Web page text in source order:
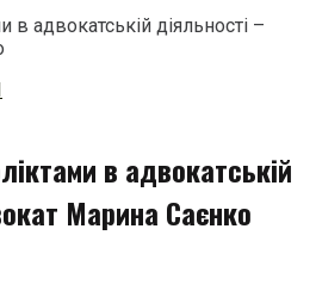
в адвокатській діяльності –
в адвокатській
Марина Саєнко